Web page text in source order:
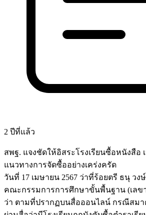
2 ปีที่แล้ว
สพฐ. แจงชัดให้อิสระโรงเรียนซื้อหนังสือ
แนวทางการจัดซื้ออย่างเคร่งครัด
วันที่ 17 เมษายน 2567 ว่าที่ร้อยตรี ธนุ วง
คณะกรรมการการศึกษาขั้นพื้นฐาน (เลขา
ว่า ตามที่ปรากฏบนสื่อออนไลน์ กรณีสม